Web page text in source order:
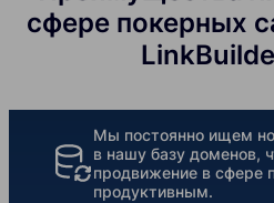
сфере покерных
Мы постоянно ищем
в нашу базу доменов,
продвижение в сфере
продуктивным.